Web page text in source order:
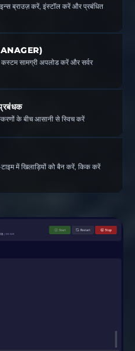
ब्राउज़ करें, इंस्टॉल करें और प्रबंधित
सामग्री अपलोड करें और सर्वर
के बीच आसानी से स्विच करें
में खिलाड़ियों को बैन करें, किक करें